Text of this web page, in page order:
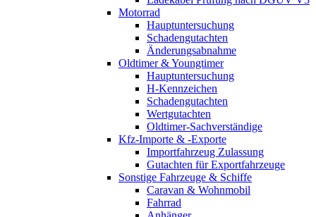
Motorrad
Hauptuntersuchung
Schadengutachten
Änderungsabnahme
Oldtimer & Youngtimer
Hauptuntersuchung
H-Kennzeichen
Schadengutachten
Wertgutachten
Oldtimer-Sachverständige
Kfz-Importe & -Exporte
Importfahrzeug Zulassung
Gutachten für Exportfahrzeuge
Sonstige Fahrzeuge & Schiffe
Caravan & Wohnmobil
Fahrrad